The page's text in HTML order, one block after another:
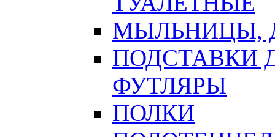
МЫЛЬНИЦЫ,
ПОДСТАВКИ
ФУТЛЯРЫ
ПОЛКИ